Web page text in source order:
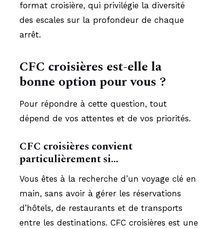
format croisière, qui privilégie la diversité
des escales sur la profondeur de chaque
arrêt.
CFC croisières est-elle la
bonne option pour vous ?
Pour répondre à cette question, tout
dépend de vos attentes et de vos priorités.
CFC croisières convient
particulièrement si…
Vous êtes à la recherche d’un voyage clé en
main, sans avoir à gérer les réservations
d’hôtels, de restaurants et de transports
entre les destinations. CFC croisières est une